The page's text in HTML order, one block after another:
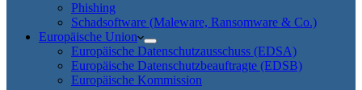
Phishing
Schadsoftware (Maleware, Ransomware & Co.)
Europäische Union
Europäische Datenschutzausschuss (EDSA)
Europäische Datenschutzbeauftragte (EDSB)
Europäische Kommission